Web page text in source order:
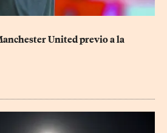
United previo a la